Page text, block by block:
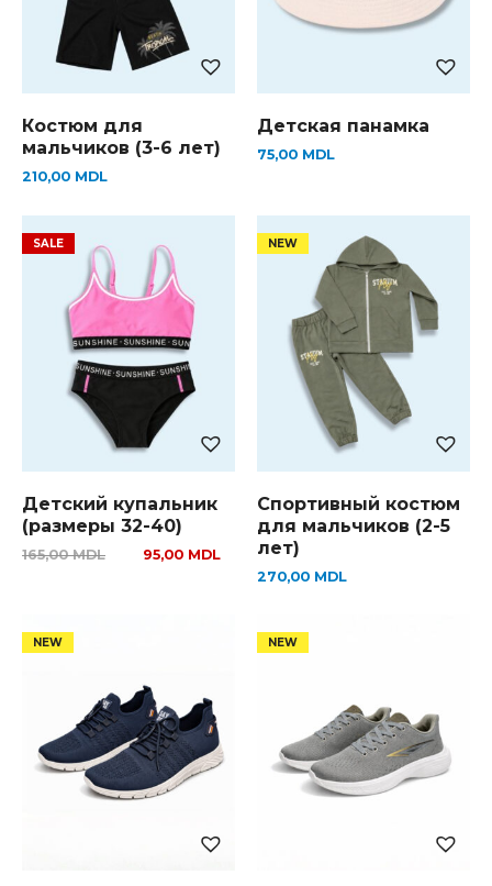
Костюм для
мальчиков (3-6 лет)
210,00 MDL
Детская панамка
75,00 MDL
Детский купальник
(размеры 32-40)
165,00MDL 95,00 MDL
Спортивный костюм
для мальчиков (2-5
лет)
270,00 MDL